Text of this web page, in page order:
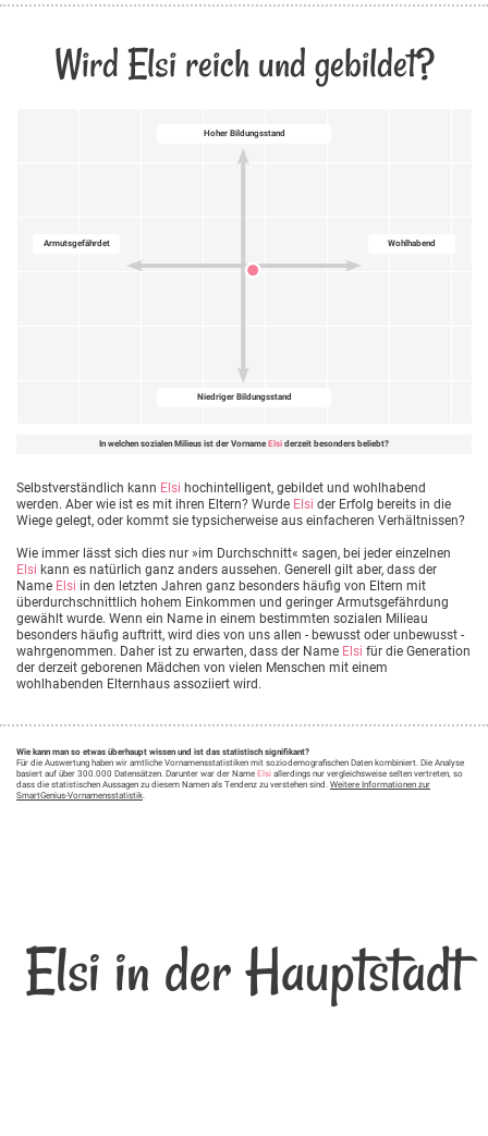
Wird Elsi reich und gebildet?
Hoher Bildungsstand
Wohlhabend
Niedriger Bildungsstand
Armutsgefährdet
In welchen sozialen Milieus ist der Vorname Elsi derzeit besonders beliebt?
Selbstverständlich kann Elsi hochintelligent, gebildet und wohlhabend
werden. Aber wie ist es mit ihren Eltern? Wurde Elsi der Erfolg bereits in die
Wiege gelegt, oder kommt sie typsicherweise aus einfacheren Verhältnissen?
Wie immer lässt sich dies nur »im Durchschnitt« sagen, bei jeder einzelnen
Elsi kann es natürlich ganz anders aussehen. Generell gilt aber, dass der
Name Elsi in den letzten Jahren ganz besonders häufig von Eltern mit
überdurchschnittlich hohem Einkommen und geringer Armutsgefährdung
gewählt wurde. Wenn ein Name in einem bestimmten sozialen Milieau
besonders häufig auftritt, wird dies von uns allen - bewusst oder unbewusst -
wahrgenommen. Daher ist zu erwarten, dass der Name Elsi für die Generation
der derzeit geborenen Mädchen von vielen Menschen mit einem
wohlhabenden Elternhaus assoziiert wird.
Wie kann man so etwas überhaupt wissen und ist das statistisch signifikant?
Für die Auswertung haben wir amtliche Vornamensstatistiken mit soziodemografischen Daten kombiniert. Die Analyse
basiert auf über 300.000 Datensätzen. Darunter war der Name Elsi allerdings nur vergleichsweise selten vertreten, so
dass die statistischen Aussagen zu diesem Namen als Tendenz zu verstehen sind. Weitere Informationen zur
SmartGenius-Vornamensstatistik.
Elsi in der Hauptstadt